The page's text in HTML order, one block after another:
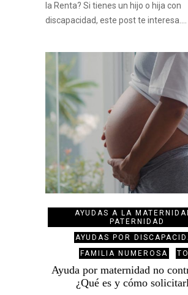
la Renta? Si tienes un hijo o hija con
discapacidad, este post te interesa.…
AYUDAS A LA
PATERNIDAD
AYUDAS POR
FAMILIA NUMEROSA
Ayuda por maternidad no
¿Qué es y cómo